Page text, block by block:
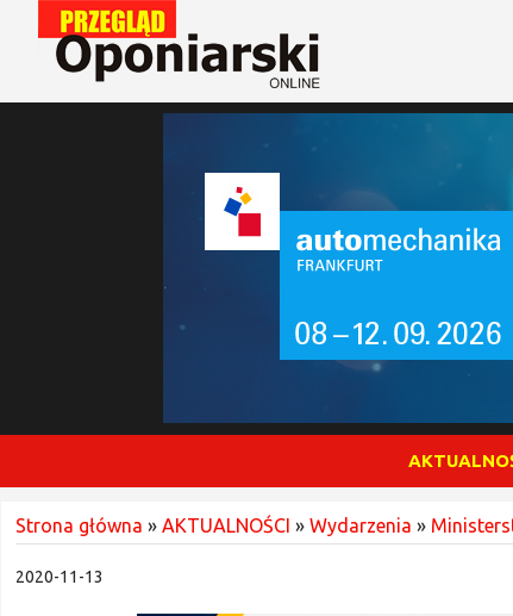
Strona główna » AKTUALNOŚCI » Wydarzenia »
2020-11-13